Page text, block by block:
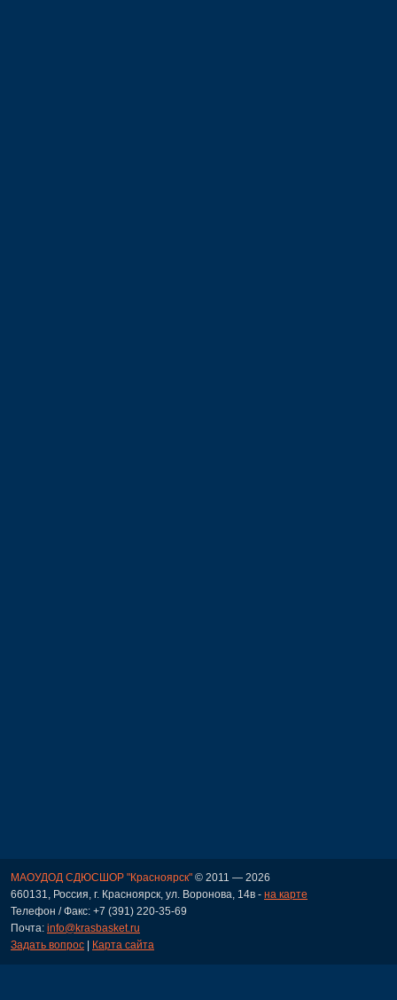
МАОУДОД СДЮСШОР "Красноярск" © 2011 — 2026
660131, Россия, г. Красноярск, ул. Воронова, 14в - на карте
Телефон / Факс: +7 (391) 220-35-69
Почта: info@krasbasket.ru
Задать вопрос | Карта сайта